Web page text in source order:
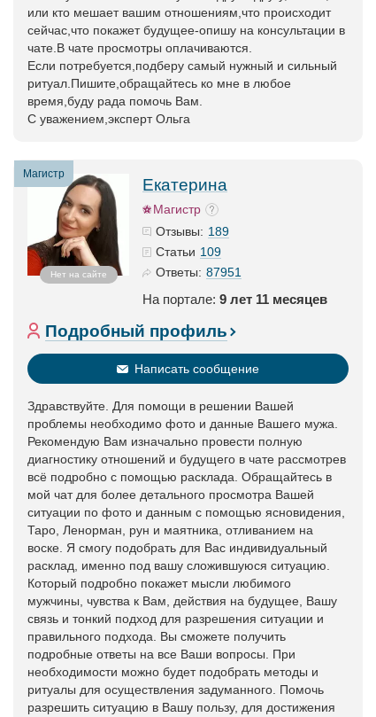
или кто мешает вашим отношениям,что происходит
сейчас,что покажет будущее-опишу на консультации в
чате.В чате просмотры оплачиваются.
Если потребуется,подберу самый нужный и сильный
ритуал.Пишите,обращайтесь ко мне в любое
время,буду рада помочь Вам.
С уважением,эксперт Ольга
Магистр
Нет на сайте
Екатерина
Магистр
Отзывы: 189
Статьи 109
Ответы: 87951
На портале: 9 лет 11 месяцев
Подробный профиль
Написать сообщение
Здравствуйте. Для помощи в решении Вашей
проблемы необходимо фото и данные Вашего мужа.
Рекомендую Вам изначально провести полную
диагностику отношений и будущего в чате рассмотрев
всё подробно с помощью расклада. Обращайтесь в
мой чат для более детального просмотра Вашей
ситуации по фото и данным с помощью ясновидения,
Таро, Ленорман, рун и маятника, отливанием на
воске. Я смогу подобрать для Вас индивидуальный
расклад, именно под вашу сложившуюся ситуацию.
Который подробно покажет мысли любимого
мужчины, чувства к Вам, действия на будущее, Вашу
связь и тонкий подход для разрешения ситуации и
правильного подхода. Вы сможете получить
подробные ответы на все Ваши вопросы. При
необходимости можно будет подобрать методы и
ритуалы для осуществления задуманного. Помочь
разрешить ситуацию в Вашу пользу, для достижения